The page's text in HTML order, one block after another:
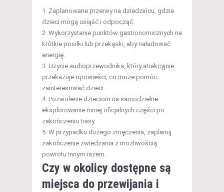
Zaplanowane przerwy na dziedzińcu, gdzie
dzieci mogą usiąść i odpocząć.
Wykorzystanie punktów gastronomicznych na
krótkie posiłki lub przekąski, aby naładować
energię.
Użycie audioprzewodnika, który atrakcyjnie
przekazuje opowieści, co może pomóc
zainteresować dzieci.
Pozwolenie dzieciom na samodzielne
eksplorowanie mniej oficjalnych części po
zakończeniu trasy.
W przypadku dużego zmęczenia, zaplanuj
zakończenie zwiedzania z możliwością
powrotu innym razem.
Czy w okolicy dostępne są
miejsca do przewijania i